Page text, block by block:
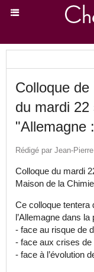
Colloque
du mardi
"Allemagne
Rédigé par Jean-
Colloque du mardi
Maison de la
Ce colloque tentera
l’Allemagne dans
- face au risque de
- face aux crises de
- face à l’évolution